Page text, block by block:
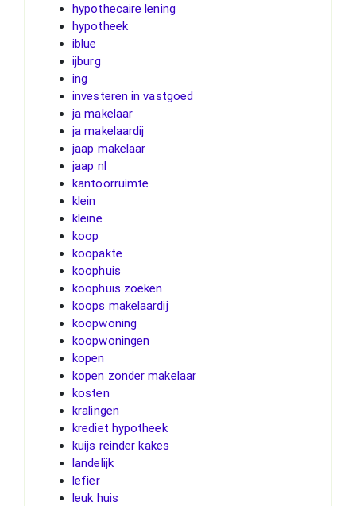
hypothecaire lening
hypotheek
iblue
ijburg
ing
investeren in vastgoed
ja makelaar
ja makelaardij
jaap makelaar
jaap nl
kantoorruimte
klein
kleine
koop
koopakte
koophuis
koophuis zoeken
koops makelaardij
koopwoning
koopwoningen
kopen
kopen zonder makelaar
kosten
kralingen
krediet hypotheek
kuijs reinder kakes
landelijk
lefier
leuk huis